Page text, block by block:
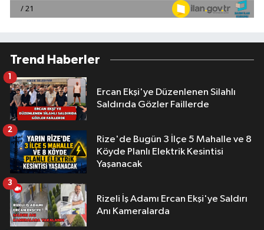
Trend Haberler
Ercan Ekşi'ye Düzenlenen Silahlı
Saldırıda Gözler Faillerde
1
Rize'de Bugün 3 İlçe 5 Mahalle ve 8
Köyde Planlı Elektrik Kesintisi
Yaşanacak
2
Rizeli İş Adamı Ercan Ekşi'ye Saldırı
Anı Kameralarda
3